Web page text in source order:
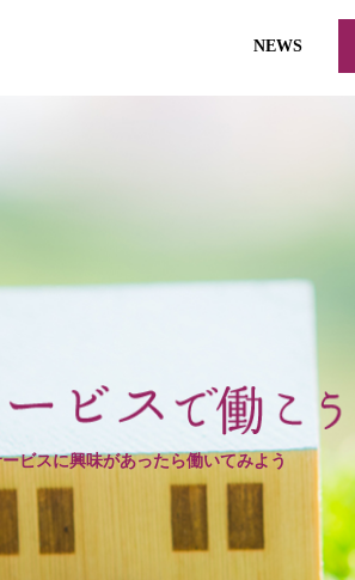
ビスに興味があったら働いてみよう
NEWS